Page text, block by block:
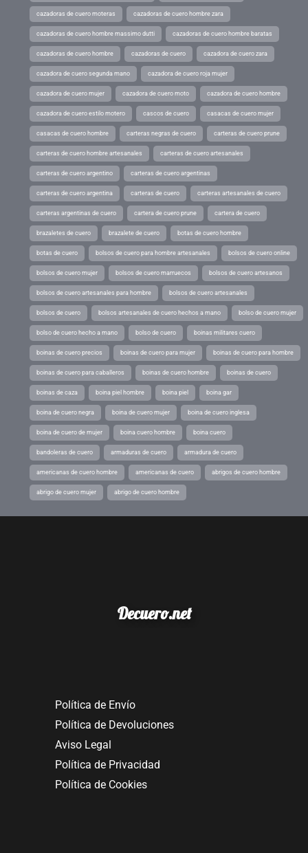
cazadoras de cuero moteras cazadoras de cuero hombre zara
cazadoras de cuero hombre massimo dutti cazadoras de cuero hombre baratas
cazadoras de cuero hombre cazadoras de cuero cazadora de cuero zara
cazadora de cuero segunda mano cazadora de cuero roja mujer
cazadora de cuero mujer cazadora de cuero moto cazadora de cuero hombre
cazadora de cuero estilo motero cascos de cuero casacas de cuero mujer
casacas de cuero hombre carteras negras de cuero carteras de cuero prune
carteras de cuero hombre artesanales carteras de cuero artesanales
carteras de cuero argentino carteras de cuero argentinas
carteras de cuero argentina carteras de cuero carteras artesanales de cuero
carteras argentinas de cuero cartera de cuero prune cartera de cuero
brazaletes de cuero brazalete de cuero botas de cuero hombre
botas de cuero bolsos de cuero para hombre artesanales bolsos de cuero online
bolsos de cuero mujer bolsos de cuero marruecos bolsos de cuero artesanos
bolsos de cuero artesanales para hombre bolsos de cuero artesanales
bolsos de cuero bolsos artesanales de cuero hechos a mano bolso de cuero mujer
bolso de cuero hecho a mano bolso de cuero boinas militares cuero
boinas de cuero precios boinas de cuero para mujer boinas de cuero para hombre
boinas de cuero para caballeros boinas de cuero hombre boinas de cuero
boinas de caza boina piel hombre boina piel boina gar
boina de cuero negra boina de cuero mujer boina de cuero inglesa
boina de cuero de mujer boina cuero hombre boina cuero
bandoleras de cuero armaduras de cuero armadura de cuero
americanas de cuero hombre americanas de cuero abrigos de cuero hombre
abrigo de cuero mujer abrigo de cuero hombre
Decuero.net
Política de Envío
Política de Devoluciones
Aviso Legal
Política de Privacidad
Política de Cookies